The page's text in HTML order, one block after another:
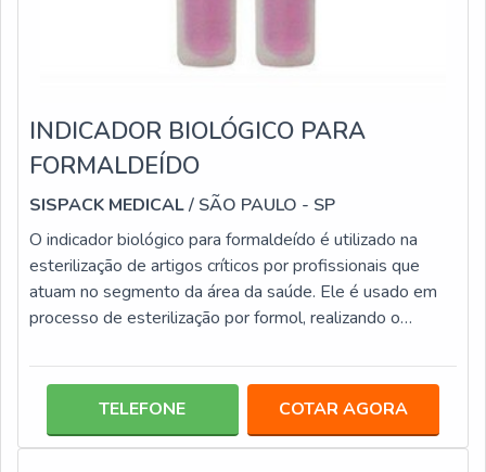
INDICADOR BIOLÓGICO PARA
FORMALDEÍDO
SISPACK MEDICAL/ SÃO PAULO - SP
O indicador biológico para formaldeído é utilizado na
esterilização de artigos críticos por profissionais que
atuam no segmento da área da saúde. Ele é usado em
processo de esterilização por formol, realizando o
de resposta que varia de 24 a 48 horas, dependendo de
formaldeído 48h, como no próprio rótulo informa, tem um
tempo para resposta de 48 horas. DETALHES
TELEFONE COTAR AGORA